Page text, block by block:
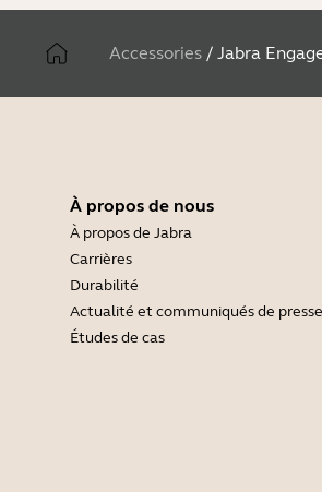
Accessories / Jabra
À propos de nous
À propos de Jabra
Carrières
Durabilité
Actualité et communiqués de presse
Études de cas